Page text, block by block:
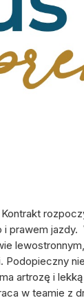
prawem
artrozę i
w teamie z